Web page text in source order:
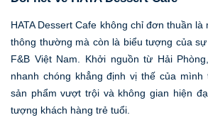
HATA Dessert Cafe không chỉ đơn thuần
thông thường mà còn là biểu tượng của
F&B Việt Nam. Khởi nguồn từ Hải
nhanh chóng khẳng định vị thế của mình
sản phẩm vượt trội và không gian hiện
tượng khách hàng trẻ tuổi.